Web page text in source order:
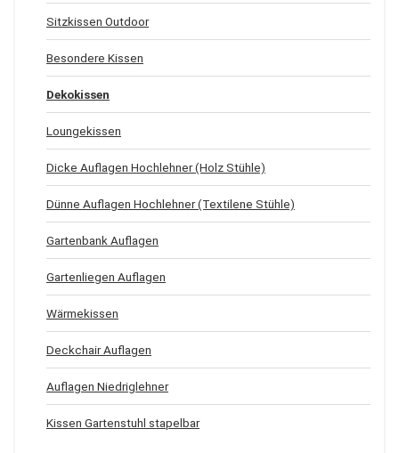
Sitzkissen Outdoor
Besondere Kissen
Dekokissen
Loungekissen
Dicke Auflagen Hochlehner (Holz Stühle)
Dünne Auflagen Hochlehner (Textilene Stühle)
Gartenbank Auflagen
Gartenliegen Auflagen
Wärmekissen
Deckchair Auflagen
Auflagen Niedriglehner
Kissen Gartenstuhl stapelbar